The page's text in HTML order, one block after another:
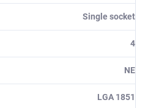
Single socket
4
NE
LGA 1851